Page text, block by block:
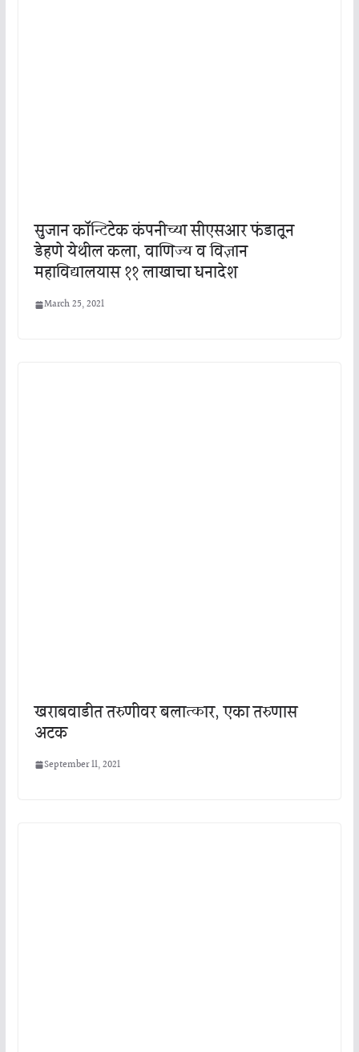
सुजान कॉन्टिटेक कंपनीच्या सीएसआर फंडातून
डेहणे येथील कला, वाणिज्य व विज्ञान
महाविद्यालयास ११ लाखाचा धनादेश
March 25, 2021
खराबवाडीत तरुणीवर बलात्कार, एका तरुणास
अटक
September 11, 2021